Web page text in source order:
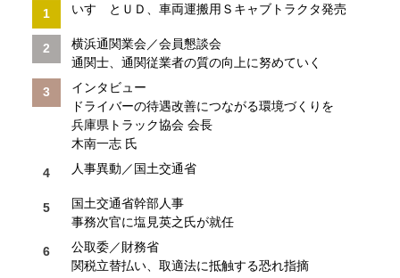
いすゞとＵＤ、車両運搬用Ｓキャブトラクタ発売
横浜通関業会／会員懇談会
通関士、通関従業者の質の向上に努めていく
インタビュー
ドライバーの待遇改善につながる環境づくりを
兵庫県トラック協会 会長
木南一志 氏
人事異動／国土交通省
国土交通省幹部人事
事務次官に塩見英之氏が就任
公取委／財務省
関税立替払い、取適法に抵触する恐れ指摘